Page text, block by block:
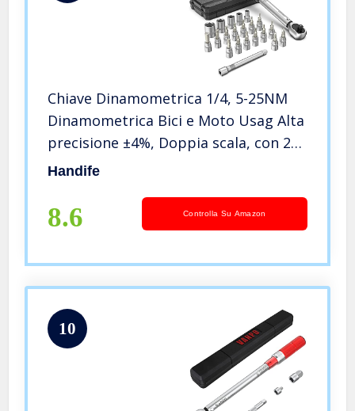
Chiave Dinamometrica 1/4, 5-25NM
Dinamometrica Bici e Moto Usag Alta
precisione ±4%, Doppia scala, con 21
set di Chiavi a Bussola, Barra di
immagazzinaggio
Handife
8.6 Controlla Su Amazon
10